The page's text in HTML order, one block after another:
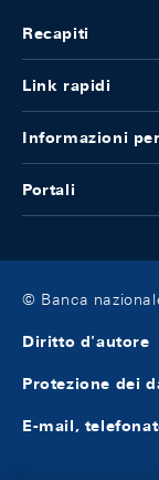
Recapiti
Link rapidi
Informazioni per
Portali
© Banca
Diritto d'autore
Protezione dei
E-mail,